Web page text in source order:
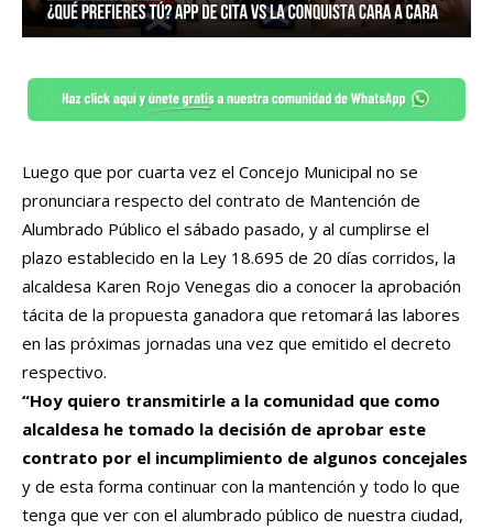
Luego que por cuarta vez el Concejo Municipal no se
pronunciara respecto del contrato de Mantención de
Alumbrado Público el sábado pasado, y al cumplirse el
plazo establecido en la Ley 18.695 de 20 días corridos, la
alcaldesa Karen Rojo Venegas dio a conocer la aprobación
tácita de la propuesta ganadora que retomará las labores
en las próximas jornadas una vez que emitido el decreto
respectivo.
“Hoy quiero transmitirle a la comunidad que como
alcaldesa he tomado la decisión de aprobar este
contrato por el incumplimiento de algunos concejales
y de esta forma continuar con la mantención y todo lo que
tenga que ver con el alumbrado público de nuestra ciudad,